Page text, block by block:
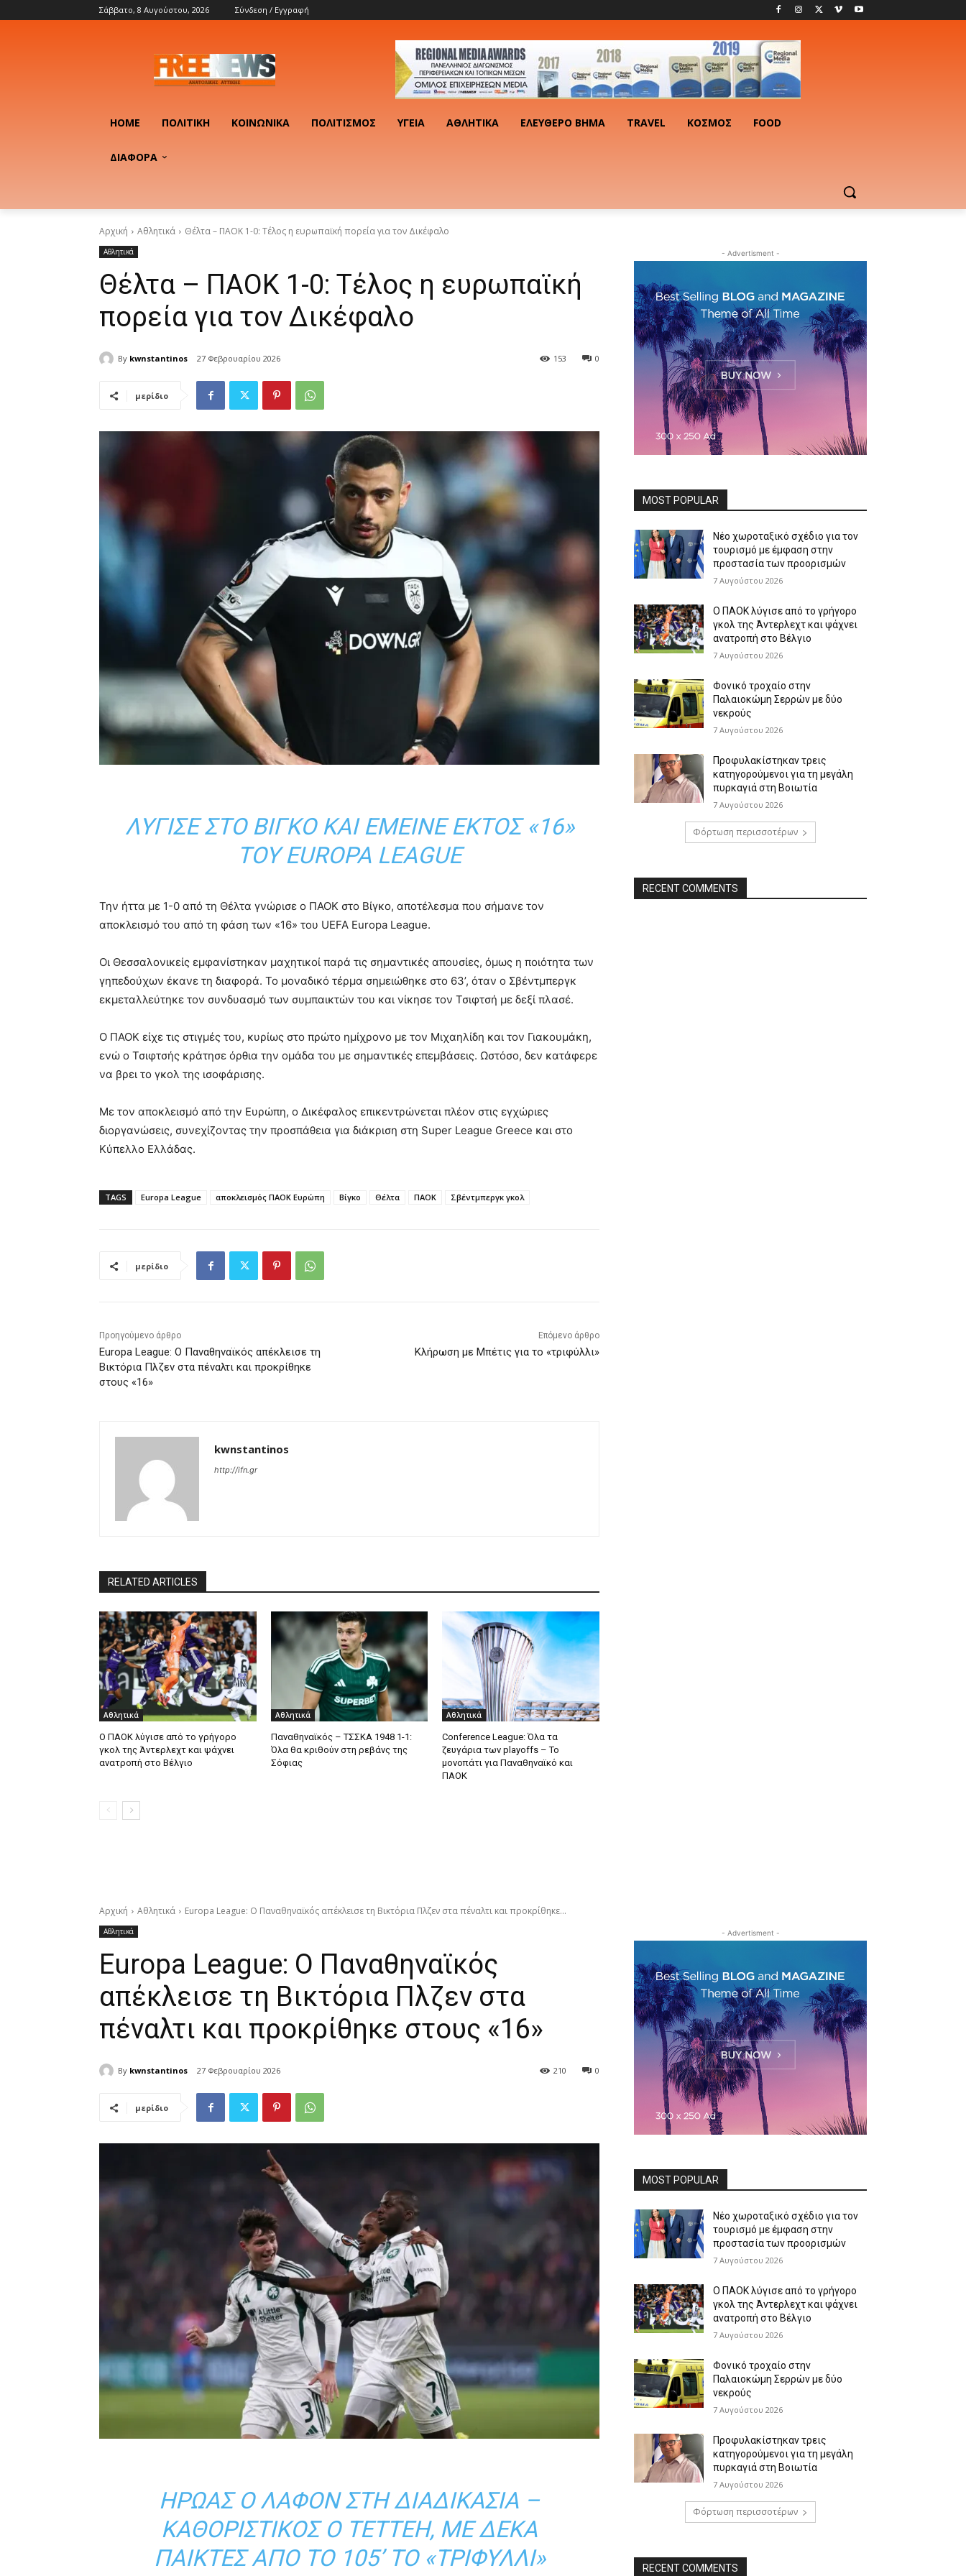
Σάββατο, 8 Αυγούστου, 2026 Σύνδεση / Εγγραφή
HOME ΠΟΛΙΤΙΚΉ ΚΟΙΝΩΝΙΚΆ ΠΟΛΙΤΙΣΜΌΣ ΥΓΕΊΑ ΑΘΛΗΤΙΚΆ ΕΛΕΎΘΕΡΟ ΒΉΜΑ TRAVEL ΚΟΣΜΟΣ FOOD
ΔΙΑΦΟΡΑ
Αρχική Αθλητικά Θέλτα – ΠΑΟΚ 1-0: Τέλος η ευρωπαϊκή πορεία για τον Δικέφαλο
Αθλητικά
Θέλτα – ΠΑΟΚ 1-0: Τέλος η ευρωπαϊκή
πορεία για τον Δικέφαλο
By kwnstantinos 27 Φεβρουαρίου 2026 0
153
μερίδιο
ΛΎΓΙΣΕ ΣΤΟ ΒΊΓΚΟ ΚΑΙ ΈΜΕΙΝΕ ΕΚΤΌΣ «16»
ΤΟΥ EUROPA LEAGUE
Την ήττα με 1-0 από τη Θέλτα γνώρισε ο ΠΑΟΚ στο Βίγκο, αποτέλεσμα που σήμανε τον
αποκλεισμό του από τη φάση των «16» του UEFA Europa League.
Οι Θεσσαλονικείς εμφανίστηκαν μαχητικοί παρά τις σημαντικές απουσίες, όμως η ποιότητα των
γηπεδούχων έκανε τη διαφορά. Το μοναδικό τέρμα σημειώθηκε στο 63’, όταν ο Σβέντμπεργκ
εκμεταλλεύτηκε τον συνδυασμό των συμπαικτών του και νίκησε τον Τσιφτσή με δεξί πλασέ.
Ο ΠΑΟΚ είχε τις στιγμές του, κυρίως στο πρώτο ημίχρονο με τον Μιχαηλίδη και τον Γιακουμάκη,
ενώ ο Τσιφτσής κράτησε όρθια την ομάδα του με σημαντικές επεμβάσεις. Ωστόσο, δεν κατάφερε
να βρει το γκολ της ισοφάρισης.
Με τον αποκλεισμό από την Ευρώπη, ο Δικέφαλος επικεντρώνεται πλέον στις εγχώριες
διοργανώσεις, συνεχίζοντας την προσπάθεια για διάκριση στη Super League Greece και στο
Κύπελλο Ελλάδας.
TAGS Europa League αποκλεισμός ΠΑΟΚ Ευρώπη Βίγκο Θέλτα ΠΑΟΚ Σβέντμπεργκ γκολ
μερίδιο
Προηγούμενο άρθρο
Europa League: Ο Παναθηναϊκός απέκλεισε τη
Βικτόρια Πλζεν στα πέναλτι και προκρίθηκε
στους «16»
Επόμενο άρθρο
Κλήρωση με Μπέτις για το «τριφύλλι»
kwnstantinos
http://ifn.gr
RELATED ARTICLES
Αθλητικά
Ο ΠΑΟΚ λύγισε από το γρήγορο
γκολ της Άντερλεχτ και ψάχνει
ανατροπή στο Βέλγιο
Αθλητικά
Παναθηναϊκός – ΤΣΣΚΑ 1948 1-1:
Όλα θα κριθούν στη ρεβάνς της
Σόφιας
Αθλητικά
Conference League: Όλα τα
ζευγάρια των playoffs – Το
μονοπάτι για Παναθηναϊκό και
ΠΑΟΚ
- Advertisment -
MOST POPULAR
Νέο χωροταξικό σχέδιο για τον
τουρισμό με έμφαση στην
προστασία των προορισμών
7 Αυγούστου 2026
Ο ΠΑΟΚ λύγισε από το γρήγορο
γκολ της Άντερλεχτ και ψάχνει
ανατροπή στο Βέλγιο
7 Αυγούστου 2026
Φονικό τροχαίο στην
Παλαιοκώμη Σερρών με δύο
νεκρούς
7 Αυγούστου 2026
Προφυλακίστηκαν τρεις
κατηγορούμενοι για τη μεγάλη
πυρκαγιά στη Βοιωτία
7 Αυγούστου 2026
Φόρτωση περισσοτέρων
RECENT COMMENTS